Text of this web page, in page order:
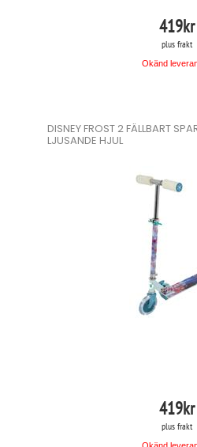
419kr
plus frakt
Okänd
DISNEY FROST 2 FÄLLBART
LJUSANDE HJUL
419kr
plus frakt